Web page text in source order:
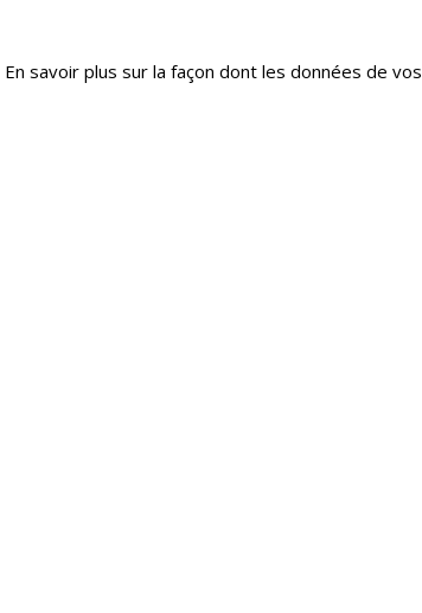
En savoir plus sur la façon dont les données de vos